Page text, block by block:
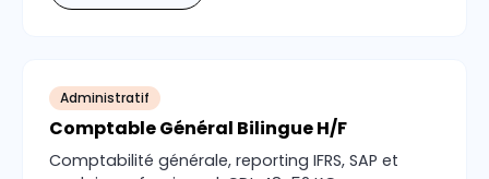
Administratif
Comptable Général Bilingue H/F
Comptabilité générale, reporting IFRS, SAP et